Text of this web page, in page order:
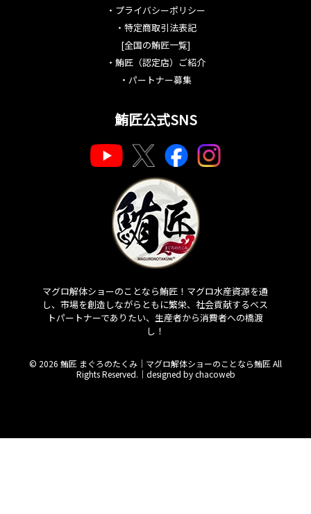
・ プライバシーポリシー
・ 特定商取引法表記
[全国の鮪匠一覧]
・ 鮪匠（認定店）ご紹介
・ パートナー募集
鮪匠公式SNS
マグロ解体ショーのことなら鮪匠！マグロ水産資源を通
し、市場を創造しながらともに繁栄、社会貢献するベス
トパートナーでありたい、生産者から消費者への橋渡
し！
© 2026 鮪匠 まぐろのたくみ｜マグロ解体ショーのことなら鮪匠 All
Rights Reserved.｜ designed by chacoweb